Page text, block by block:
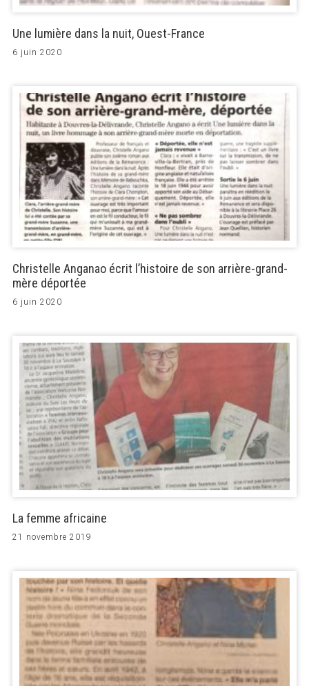
Une lumière dans la nuit, Ouest-France
6 juin 2020
Christelle Anganao écrit l’histoire de son arrière-grand-
mère déportée
6 juin 2020
La femme africaine
21 novembre 2019